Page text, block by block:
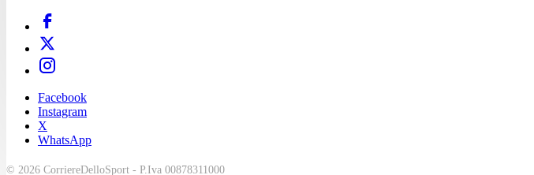
Facebook
Instagram
X
WhatsApp
© 2026 CorriereDelloSport - P.Iva 00878311000